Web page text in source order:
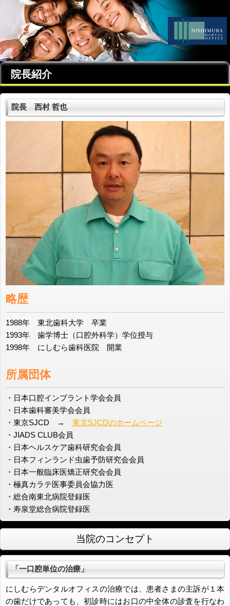
院長紹介
院長 西村 哲也
略歴
1988年 東北歯科大学 卒業
1993年 歯学博士（口腔外科学）学位授与
1998年 にしむら歯科医院 開業
所属団体
・日本口腔インプラント学会会員
・日本歯科審美学会会員
・東京SJCD → 東京SJCDのホームページ
・JIADS CLUB会員
・日本ヘルスケア歯科研究会会員
・日本フィンランド虫歯予防研究会会員
・日本一般臨床医矯正研究会会員
・極真カラテ医事委員会協力医
・総合南東北病院登録医
・寿泉堂総合病院登録医
当院のコンセプト
「一口腔単位の治療」
にしむらデンタルオフィスの治療では、患者さまの主訴が１本
の歯だけであっても、初診時にはお口の中全体の診査を行なわ